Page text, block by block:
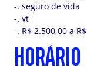
-. seguro de vida
-. vt
-. R$ 2.500,00 a
HORÁRIO